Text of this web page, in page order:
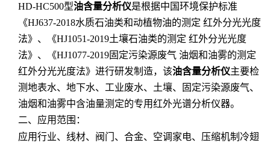
HD-HC500型油含量分析仪是根据中国环境保护标准
《HJ637-2018水质石油类和动植物油的测定 红外分光光度
法》、《HJ1051-2019土壤石油类的测定 红外分光光度
法》、《HJ1077-2019固定污染源废气 油烟和油雾的测定
红外分光光度法》进行研发制造，该油含量分析仪主要检
测地表水、地下水、工业废水、土壤、固定污染源废气、
油烟和油雾中含油量测定的专用红外光谱分析仪器。
二、应用范围：
应用行业、线材、阀门、合金、空调家电、压缩机制冷翅